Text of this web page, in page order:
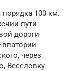
порядка 100 км.
пути
дороги
через
Веселовку